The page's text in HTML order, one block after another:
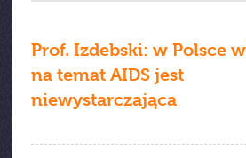
Prof. Izdebski: w Polsce
na temat AIDS jest
niewystarczająca